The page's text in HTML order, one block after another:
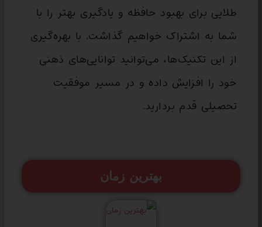
طلایی برای بهبود حافظه و یادگیری بهتر را با
شما به اشتراک خواهیم گذاشت. با بهره‌گیری
از این تکنیک‌ها، می‌توانید توانایی‌های ذهنی
خود را افزایش داده و در مسیر موفقیت
تحصیلی قدم بردارید.
بهترین زمان